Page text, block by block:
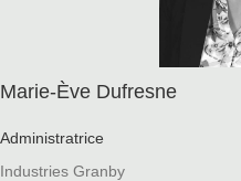
Marie-Ève Dufresne
Administratrice
Industries Granby